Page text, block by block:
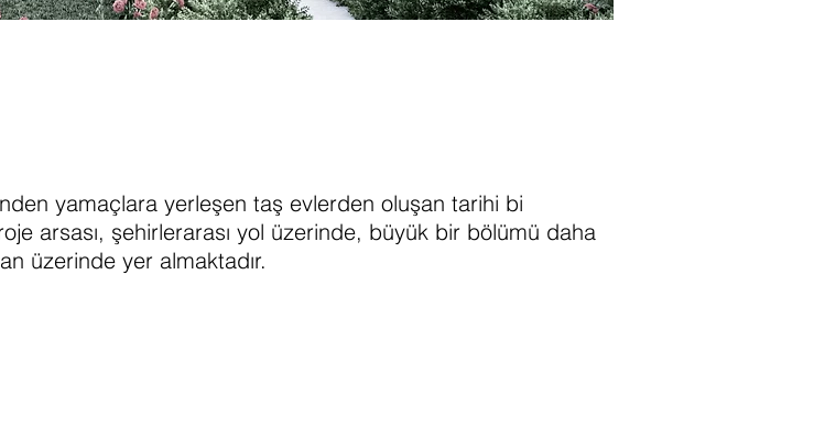
yamaçlara yerleşen taş evlerden oluşan tarihi bi
arsası, şehirlerarası yol üzerinde, büyük bir bölümü daha
üzerinde yer almaktadır.